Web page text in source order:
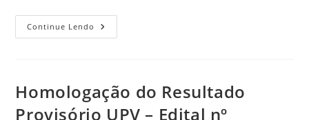
Continue Lendo
Homologação do Resultado
Provisório UPV – Edital nº